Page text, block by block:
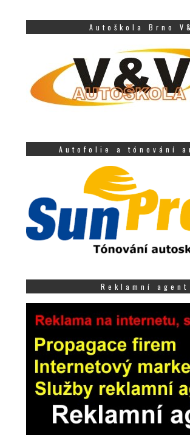
Autoškola Brno
Autofolie a tónování
Reklamní agent